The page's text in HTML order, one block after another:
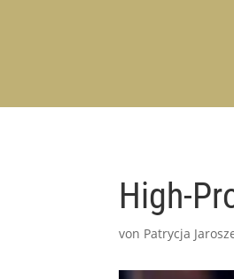
High-
von Patrycja